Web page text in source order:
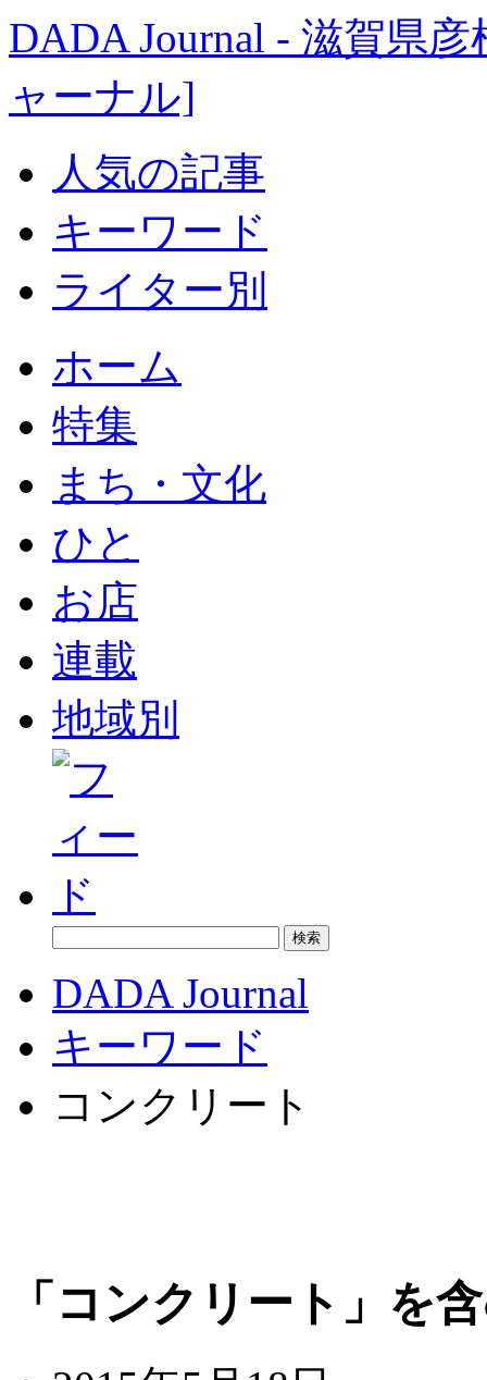
DADA Journal - 滋賀県
ャーナル]
人気の記事
キーワード
ライター別
ホーム
特集
まち・文化
ひと
お店
連載
地域別
DADA Journal
キーワード
コンクリート
「コンクリート」を